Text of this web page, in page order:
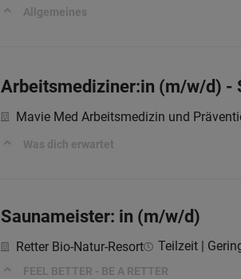
Allgemeines
Arbeitsmediziner:in (m/w/d) -
Mavie Med Arbeitsmedizin und
Was dich erwartet
Saunameister: in (m/w/d)
Retter Bio-Natur-Resort Teilzeit |
FEEL BETTER - BE A RETTER